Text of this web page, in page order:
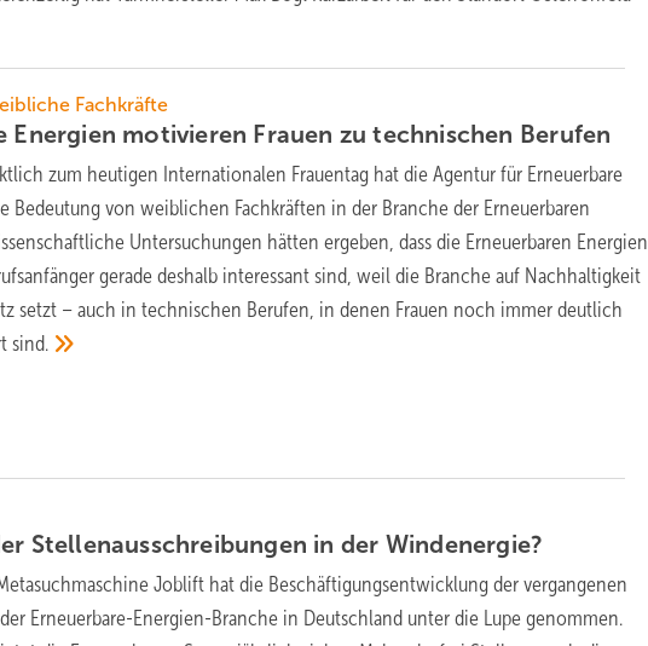
Fachkräfte
Energien motivieren Frauen zu technischen Berufen
zum heutigen Internationalen Frauentag hat die Agentur für Erneuerbare
Bedeutung von weiblichen Fachkräften in der Branche der Erneuerbaren
Untersuchungen hätten ergeben, dass die Erneuerbaren Energien
gerade deshalb interessant sind, weil die Branche auf Nachhaltigkeit
setzt – auch in technischen Berufen, in denen Frauen noch immer deutlich
sind.
Stellenausschreibungen in der Windenergie?
Joblift hat die Beschäftigungsentwicklung der vergangenen
Erneuerbare-Energien-Branche in Deutschland unter die Lupe genommen.